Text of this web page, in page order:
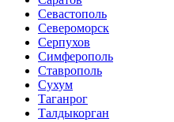
Севастополь
Североморск
Серпухов
Симферополь
Ставрополь
Сухум
Таганрог
Tалдыкорган